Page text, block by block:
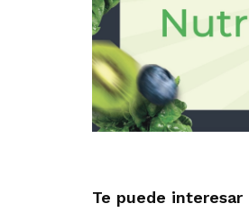
Te puede interesar